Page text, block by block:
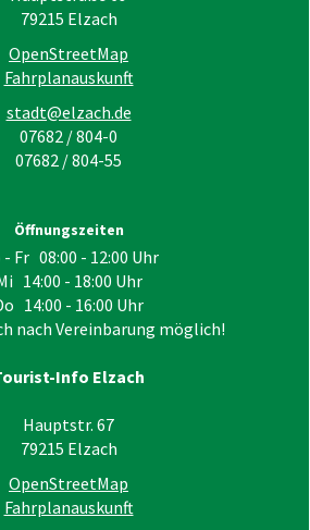
79215 Elzach
OpenStreetMap
Fahrplanauskunft
stadt@elzach.de
07682 / 804-0
07682 / 804-55
Öffnungszeiten
- Fr 08:00 - 12:00 Uhr
14:00 - 18:00 Uhr
14:00 - 16:00 Uhr
nach Vereinbarung möglich!
Info Elzach
Hauptstr. 67
79215 Elzach
OpenStreetMap
Fahrplanauskunft